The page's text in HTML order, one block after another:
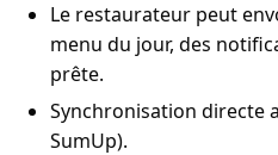
Le restaurateur peut
menu du jour, des
prête.
Synchronisation directe
SumUp).